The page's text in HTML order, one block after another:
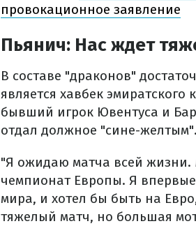
провокационное заявление
Пьянич: Нас ждет
В составе "драконов"
является хавбек
бывший игрок Ювентуса и
отдал должное "сине-желтым".
"Я ожидаю матча всей жизни.
чемпионат Европы. Я
мира, и хотел бы быть на
тяжелый матч, но большая